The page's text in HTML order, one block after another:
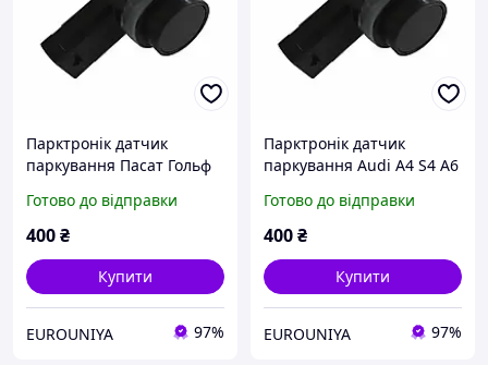
Парктронік датчик
паркування Пасат Гольф
Caddy
Готово до відправки
400₴
Купити
EUROUNIYA 97%
Парктронік датчик
паркування Audi А4 S4 A6
Готово до відправки
400₴
Купити
EUROUNIYA 97%